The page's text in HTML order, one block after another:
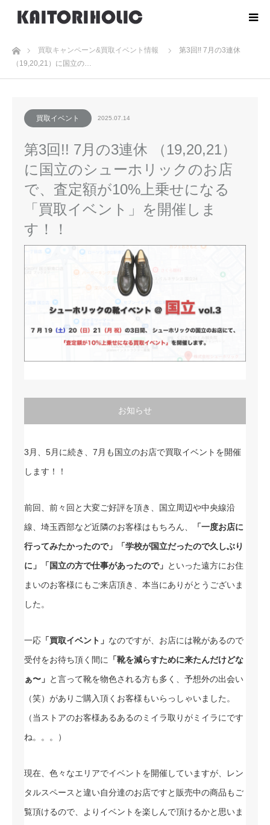
ホーム買取キャンペーン&買取イベント情報
第3回!! 7月の3連休
（19,20,21）に国立の…
買取イベント 2025.07.14
第3回!! 7月の3連休 （19,20,21）
に国立のシューホリックのお店
で、査定額が10%上乗せになる
「買取イベント」を開催しま
す！！
お知らせ
3月、5月に続き、7月も国立のお店で買取イベントを開催
します！！
前回、前々回と大変ご好評を頂き、国立周辺や中央線沿
線、埼玉西部など近隣のお客様はもちろん、
「一度お店に
行ってみたかったので」「学校が国立だったので久しぶり
に」「国立の方で仕事があったので」 といった遠方にお住
まいのお客様にもご来店頂き、本当にありがとうございま
した。
一応 「買取イベント」 なのですが、お店には靴があるので
受付をお待ち頂く間に
「靴を減らすために来たんだけどな
ぁ〜」 と言って靴を物色される方も多く、予想外の出会い
（笑）がありご購入頂くお客様もいらっしゃいました。
（当ストアのお客様あるあるのミイラ取りがミイラにです
ね。。。）
現在、色々なエリアでイベントを開催していますが、レン
タルスペースと違い自分達のお店ですと販売中の商品もご
覧頂けるので、よりイベントを楽しんで頂けるかと思いま